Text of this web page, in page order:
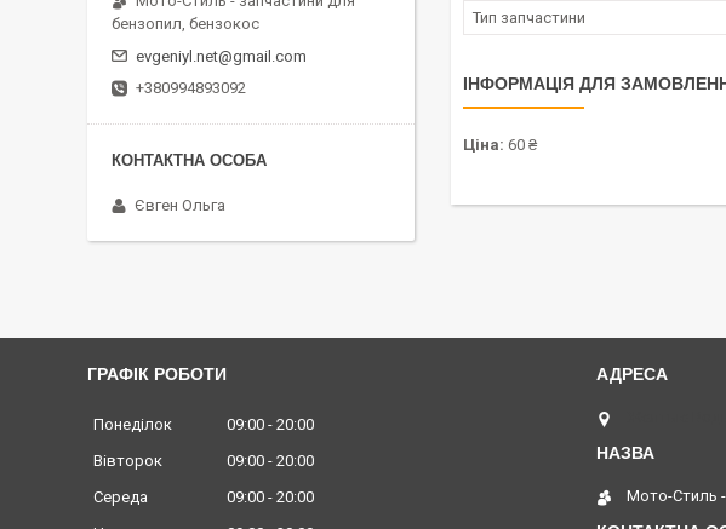
Тип запчастини
ІНФОРМАЦІЯ ДЛЯ
Ціна: 60 ₴
бензопил, бензокос
evgeniyl.net@gmail.com
+380994893092
Євген Ольга
ГРАФІК РОБОТИ
Понеділок 09:00
20:00
Вівторок
09:00
20:00
Середа
09:00
20:00
Мото-Стиль -